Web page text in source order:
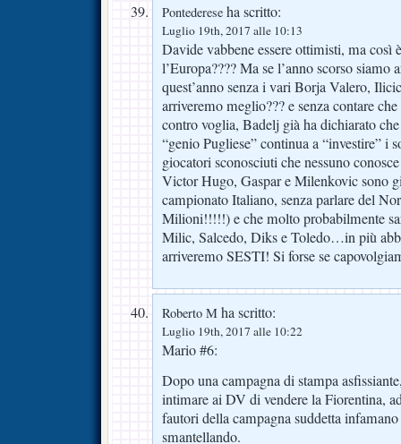
Pontederese ha scritto:
Luglio 19th, 2017 alle 10:13
Davide vabbene essere ottimisti, ma
l’Europa???? Ma se l’anno scorso
quest’anno senza i vari Borja Valero,
arriveremo meglio??? e senza contare
contro voglia, Badelj già ha dichiarato
“genio Pugliese” continua a “investire” i
giocatori sconosciuti che nessuno
Victor Hugo, Gaspar e Milenkovic sono
campionato Italiano, senza parlare del
Milioni!!!!!) e che molto probabilmente
Milic, Salcedo, Diks e Toledo…in più
arriveremo SESTI! Si forse se
Roberto M ha scritto:
Luglio 19th, 2017 alle 10:22
Mario #6:
Dopo una campagna di stampa
intimare ai DV di vendere la Fiorentina,
fautori della campagna suddetta
smantellando.